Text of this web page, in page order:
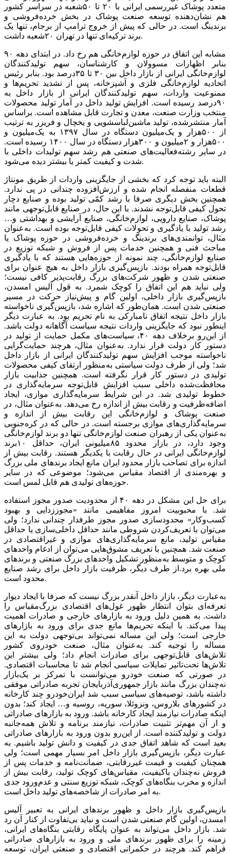
متعدد پوشاک غیررسمی ایرانی با ۲۰ تا ۵۰شعبه در سراسر کشور
هم نشان‌دهنده توسعه صنعت پوشاک در بخش خرده‌‌‌فروشی و
برندینگ است. در حالی که پیش از خروج ترامپ از برجام، تنها یک
برند ترکیه‌ای تنها در تهران ۲۰شعبه داشت.
مشابه این اتفاق در حوزه لوازم‌خانگی هم رخ داد. در ابتدای دهه ۹۰
بنابر اظهارات مسوولان و کارشناسان، سهم تولیدکنندگان
لوازم‌خانگی ایرانی از بازار داخل بین ۳۰ تا ۳۵‌درصد بود. بنابر رئیس
اتحادیه لوازم‌خانگی فلزی و آشپزخانه، پس از تشدید تحریم‌‌‌ها و
ممنوعیت واردات، سهم تولیدکنندگان ایرانی از بازار داخل به
۹۰‌درصد رسیده است. افزایش تولید داخل در آمار تولید محصولات
منتخب وزارت صنعت، معدن و تجارت قابل مشاهده است. براساس
آمار منتشرشده، تولید ماشین‌‌‌لباسشویی و یخچال و فریزر به ترتیب
از ۵۰۰‌هزار و یک‌میلیون دستگاه در سال ۱۳۹۷ به یک‌میلیون و
۵۰۰‌هزار و ۲میلیون و ۳۰۰‌هزار دستگاه در سال ۱۴۰۰ رسیده است.
در سایر رشته‌فعالیت‌‌‌های صنعتی هم رشد سهم تولیدات داخلی با
شدت و کیفیت کمتر یا بیشتر دیده می‌شود.
البته باید توجه کرد که بخشی از جایگزینی واردات از طریق مونتاژ
قطعات منفصله انجام شده و ارزش‌‌‌افزوده چندانی در پی ندارد.
همچنین بخش دیگری صرفا با رشد کمّی تولید بوده و صنایع دچار
تحول کیفی قابل‌توجه نشدند. با این حال، در صنایع قابل‌توجهی مانند
پوشاک، صنایع دارویی، لوازم‌خانگی، صنایع آرایشی و بهداشتی و…
رشد تولید با یادگیری و تحولات کیفی قابل‌توجه بوده است. به‌عنوان
مثال، توانمندی‌‌‌های برندینگ و خرده‌‌‌فروشی در حوزه پوشاک یا
مباحث فنی و همچنین خدمات پس از فروش و شبکه توزیع در
صنایع لوازم‌خانگی، چند نمونه از حوزه‌‌‌هایی هستند که با یادگیری
قابل‌توجه همراه بودند. بازپس‌‌‌گیری بازار داخل به هیچ عنوان برای
صنعتی‌‌‌ شدن و ظهور شرکت‌های بزرگ رقابت‌‌‌پذیر کافی نیست؛
ولی نباید هم این اتفاق را کوچک شمرد. به قول آلیس امسدن،
بازپس‌‌‌گیری بازار داخلی، اولین گام و پیش‌‌‌نیاز حرکت در مسیر
صنعتی شدن است. همان‌طور که اشاره شد، بازپس‌‌‌گیری ناخواسته
بازار داخل نتیجه اتفاق نامبارکی به نام تحریم بود. به عبارت دیگر
اینطور نبود که جایگزینی واردات نتیجه سیاست آگاهانه دولت باشد.
از این‌رو برخلاف دهه ۴۰، سیاست‌‌‌های مکمل حمایت از تولید در
دستور کار دولت قرار ندارد. به‌عنوان مثال، هرچند حمایت‌گرایی
ناخواسته موجب افزایش سهم تولیدکنندگان ایرانی از بازار داخل
شد؛ ولی از طرف دولت سیاستی به‌منظور ارتقای کیفی محصولات
تولیدی در دستور کار قرار نگرفته است. همچنین جذابیت بازار
محافظت‌‌‌شده داخلی سبب افزایش قابل‌توجه سرمایه‌گذاری در
خطوط تولیدی شد. در این شرایط سرمایه‌گذاری موازی، ایجاد
اضافه‌‌‌ظرفیت و رقابت بیش از اندازه رخ می‌دهد. به‌عنوان مثال، در
صنعت پوشاک و لوازم‌خانگی این رقابت بیش از اندازه و
سرمایه‌گذاری‌‌‌های موازی برجسته است. در حالی که در کره‌جنوبی
به‌عنوان یکی از رهبران صنعت لوازم‌خانگی تنها دو برند لوازم‌خانگی
وجود دارد، در بازار محدود ۸۵میلیونی ایران، حداقل ۱۰برند
لوازم‌خانگی ایرانی در حال رقابت با یکدیگر هستند. رقابت بیش از
اندازه برای تصاحب بازار محدود ایران مانع ایجاد برندهای ملی بزرگ
و بهره‌‌‌مندی از اقتصاد مقیاس می‌شود؛ موضوعی که در سایر
حوزه‌‌‌های تولیدی هم قابل لمس است.
برای حل این مشکل در دهه ۴۰ از محدودیت صدور مجوز استفاده
شد. با محبوبیت امروز مفاهیمی مانند «مجوززدایی و بهبود
کسب‌وکار» محدودسازی صدور مجوز طرفدار چندانی ندارد؛ ولی
می‌‌‌توان با تعریف‌کردن شروطی مانند حداقل داخلی‌‌‌سازی یا حداقل
مقیاس تولید، مانع سرمایه‌گذاری‌‌‌های موازی و غیراقتصادی در
صنعت شد. همچنین با تعریف مشوق‌‌‌هایی می‌‌‌توان از ادغام واحدهای
کوچک و متوسط به‌منظور تشکیل واحدهای بزرگ صنعتی و برندهای
ملی بهره برد.از طرف دیگر، ظرفیت بازار داخل برای رشد صنایع
محدود است.
به‌عبارت دیگر، بازار داخل آنقدر بزرگ نیست که صرفا با ایجاد دیوار
تعرفه‌‌‌ای بتوان انتظار ظهور غول‌‌‌های اقتصادی بزرگ‌مقیاس را
داشت. به همین دلیل ورود به بازارهای خارجی و صادرات اهمیت
پیدا می‌کند. با اینکه تحریم‌‌‌ها مانع جدی برای ورود به بازارهای
خارجی است؛ ولی این مساله نمی‌‌‌تواند بی‌‌‌توجهی دولت به این
مساله را توجیه ‌‌‌کند. به‌عنوان مثال، صنعت خودروی کشور
تلاش‌‌‌های قابل‌توجهی برای صادرات انجام داد؛ ولی بیشتر این
تلاش‌‌‌ها تحت‌تاثیر تمایلات سیاسی انجام شد تا محاسبات اقتصادی.
در صورتی که صنعت خودرو می‌‌‌توانست با تمرکز بر یک‌بازار
نه‌چندان بزرگ مانند بازار جمهوری‌آذربایجان تجربه صادراتی موفقی
داشته باشد، توصیه‌‌‌های سیاسی سبب شد ایران‌‌‌خودرو چند کارخانه
در کشورهای بلاروس، ونزوئلا، سوریه، روسیه و… ایجاد کند؛ بدون
اینکه صادرات نیازمند ایجاد کارخانه باشد. ورود به بازارهای صادراتی
و از آن مهم‌تر تثبیت صادرات، نیازمند برنامه و تلاش‌‌‌ همه‌جانبه
دولت و تولیدکننده است. از این‌رو بدون ورود به بازارهای صادراتی
بعید است که شاهد اتفاق جدی در کیفیت و دانش تولید باشیم. به
عبارت دیگر، بازپس‌‌‌گیری بازار داخل امر بسیار مهمی است؛ ولی
همچنان کیفیت و قیمت غیررقابتی، ضمانت‌‌‌نامه و خدمات پس از
فروش نه‌چندان باکیفیت، مقیاس‌‌‌های کوچک تولید، رقابت بیش از
اندازه و مخرب بنگاه‌‌‌های کوچک، شبکه توزیع سنتی و عدم‌ورود جدی
به امر صادرات از شاخصه‌‌‌های تولید داخل است.
بازپس‌‌‌گیری بازار داخل و ظهور برندهای ایرانی به تعبیر آلیس
امسدن، اولین گام صنعتی شدن است و نباید بی‌‌‌تفاوت از کنار آن رد
شد. بازار داخل می‌‌‌تواند به عنوان پایگاه رقابتی بنگاه‌‌‌های ایرانی،
زمینه را برای ظهور برندهای ملی و ورود به بازارهای صادراتی
فراهم کند. هرچند در حکمرانی اقتصادی و صنعتی ایران، توسعه